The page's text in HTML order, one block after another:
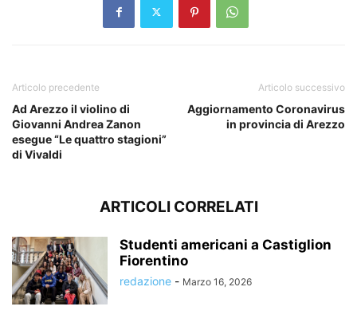
Articolo precedente
Ad Arezzo il violino di
Giovanni Andrea Zanon
esegue “Le quattro stagioni”
di Vivaldi
Articolo successivo
Aggiornamento Coronavirus
in provincia di Arezzo
ARTICOLI CORRELATI
Studenti americani a Castiglion
Fiorentino
redazione - Marzo 16, 2026